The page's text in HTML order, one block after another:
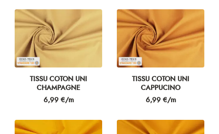
TISSU COTON UNI
CHAMPAGNE
Prix
6,99 €/m
TISSU COTON UNI
CAPPUCINO
Prix
6,99 €/m